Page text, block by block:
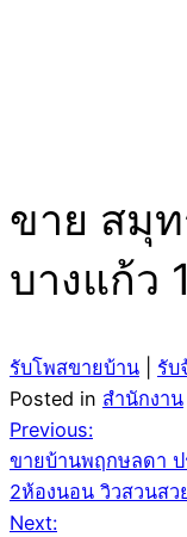
ขาย สมุ
บางแก้ว
รับโพสขายบ้าน
รับ
Posted in สำนักงาน
Post
Previous:
ขายบ้านพฤกษลดา
2ห้องนอน วิวสวนสว
Next: